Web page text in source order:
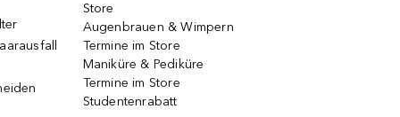
Store
Augenbrauen & Wimpern
Termine im Store
Maniküre & Pediküre
Termine im Store
Studentenrabatt